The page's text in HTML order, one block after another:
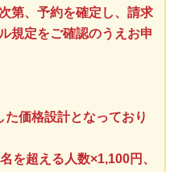
第、予約を確定し、請求
規定をご確認のうえお申
価格設計となっており
を超える人数×1,100円、